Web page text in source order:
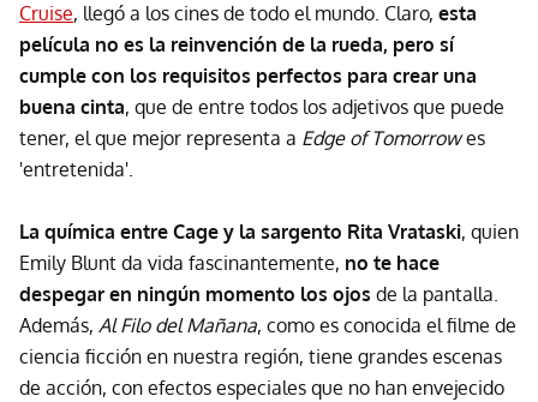
Cruise, llegó a los cines de todo el mundo. Claro, esta
película no es la reinvención de la rueda, pero sí
cumple con los requisitos perfectos para crear una
buena cinta, que de entre todos los adjetivos que puede
tener, el que mejor representa a Edge of Tomorrowes
'entretenida'.
La química entre Cage y la sargento Rita Vrataski, quien
Emily Blunt da vida fascinantemente, no te hace
despegar en ningún momento los ojos de la pantalla.
Además, Al Filo del Mañana, como es conocida el filme de
ciencia ficción en nuestra región, tiene grandes escenas
de acción, con efectos especiales que no han envejecido